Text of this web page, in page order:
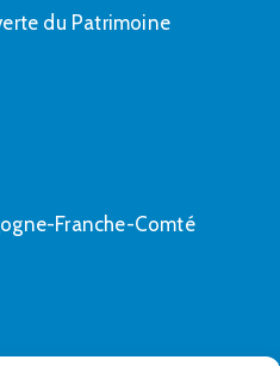
du Patrimoine
Franche-Comté